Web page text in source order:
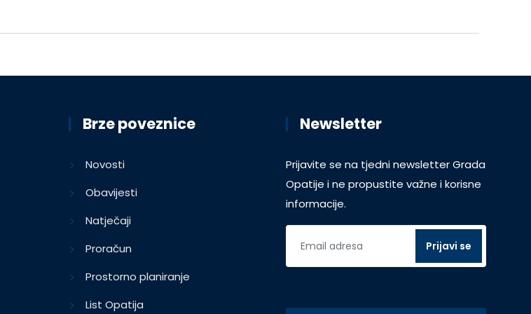
Brze poveznice
Novosti
Obavijesti
Natječaji
Proračun
Prostorno planiranje
List Opatija
Newsletter
Prijavite se na tjedni newsletter Grada
Opatije i ne propustite važne i korisne
informacije.